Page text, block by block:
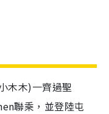
木)一齊過聖
聯乘，並登陸屯